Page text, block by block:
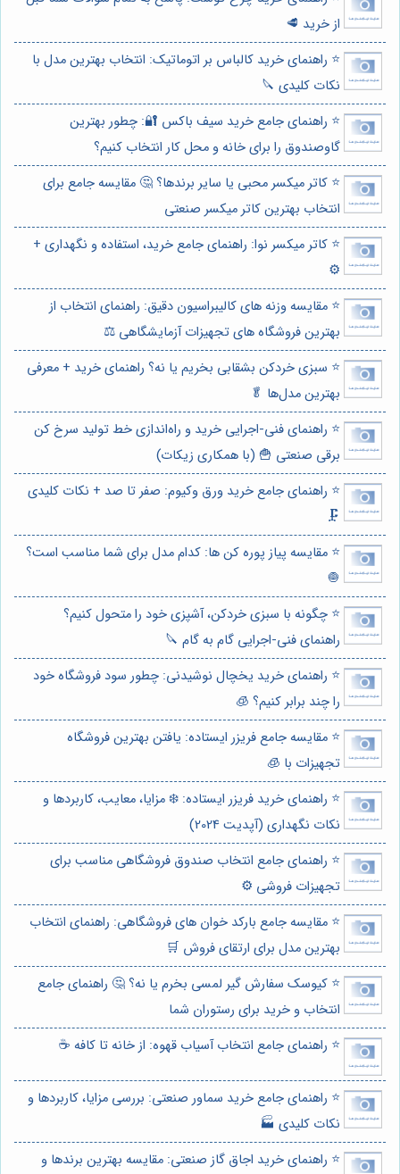
از خرید 🥩
⭐️ راهنمای خرید کالباس بر اتوماتیک: انتخاب بهترین مدل با
نکات کلیدی 🔪
⭐️ راهنمای جامع خرید سیف باکس 🔐: چطور بهترین
گاوصندوق را برای خانه و محل کار انتخاب کنیم؟
⭐️ کاتر میکسر محبی یا سایر برندها؟ 🤔 مقایسه جامع برای
انتخاب بهترین کاتر میکسر صنعتی
⭐️ کاتر میکسر نوا: راهنمای جامع خرید، استفاده و نگهداری +
⚙️
⭐️ مقایسه وزنه های کالیبراسیون دقیق: راهنمای انتخاب از
بهترین فروشگاه های تجهیزات آزمایشگاهی ⚖️
⭐️ سبزی خردکن بشقابی بخریم یا نه؟ راهنمای خرید + معرفی
بهترین مدل‌ها 🥬
⭐️ راهنمای فنی-اجرایی خرید و راه‌اندازی خط تولید سرخ کن
برقی صنعتی 🍟 (با همکاری زیکات)
⭐️ راهنمای جامع خرید ورق وکیوم: صفر تا صد + نکات کلیدی
🗜️
⭐️ مقایسه پیاز پوره کن ها: کدام مدل برای شما مناسب است؟
🧅
⭐️ چگونه با سبزی خردکن، آشپزی خود را متحول کنیم؟
راهنمای فنی-اجرایی گام به گام 🔪
⭐️ راهنمای خرید یخچال نوشیدنی: چطور سود فروشگاه خود
را چند برابر کنیم؟ 🧊
⭐️ مقایسه جامع فریزر ایستاده: یافتن بهترین فروشگاه
تجهیزات با 🧊
⭐️ راهنمای خرید فریزر ایستاده: ❄️ مزایا، معایب، کاربردها و
نکات نگهداری (آپدیت 2024)
⭐️ راهنمای جامع انتخاب صندوق فروشگاهی مناسب برای
تجهیزات فروشی ⚙️
⭐️ مقایسه جامع بارکد خوان های فروشگاهی: راهنمای انتخاب
بهترین مدل برای ارتقای فروش 🛒
⭐️ کیوسک سفارش گیر لمسی بخرم یا نه؟ 🤔 راهنمای جامع
انتخاب و خرید برای رستوران شما
⭐️ راهنمای جامع انتخاب آسیاب قهوه: از خانه تا کافه ☕️
⭐️ راهنمای جامع خرید سماور صنعتی: بررسی مزایا، کاربردها و
نکات کلیدی 🏭
⭐️ راهنمای خرید اجاق گاز صنعتی: مقایسه بهترین برندها و